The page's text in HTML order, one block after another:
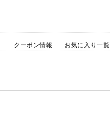
クーポン情報 お気に入り一覧